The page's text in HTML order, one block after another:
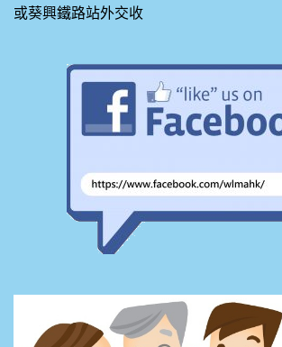
或葵興鐵路站外交收